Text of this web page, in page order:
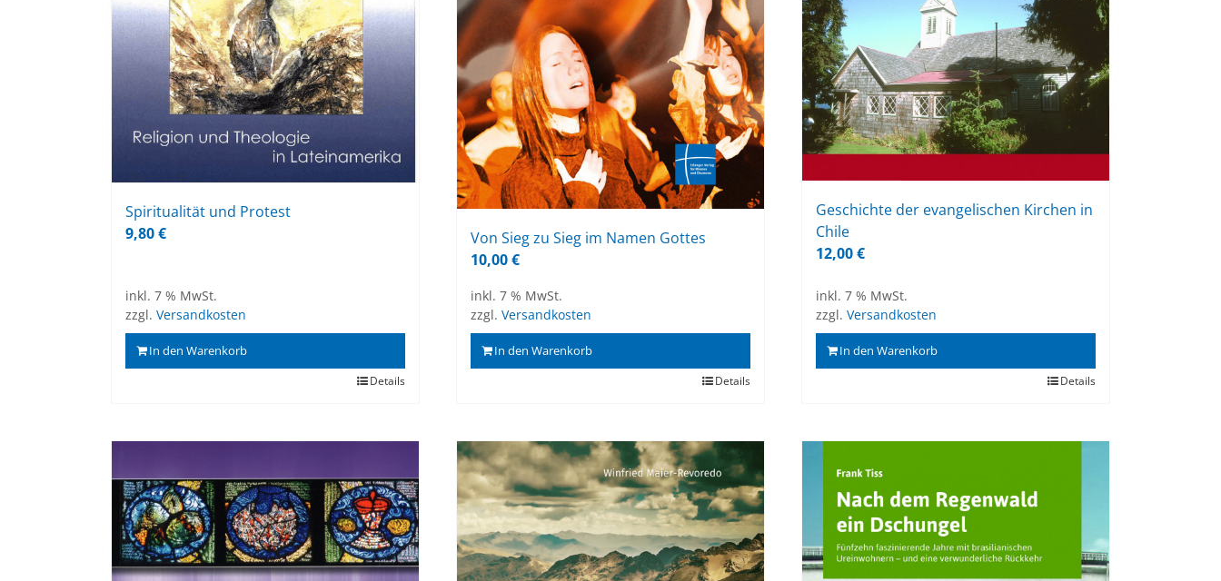
Spi­ri­tua­li­tät und Pro­test
9,80€
inkl. 7 % MwSt.
zzgl. Versandkosten
In den Warenkorb
Details
Von Sieg zu Sieg im Na­men Got­tes
10,00€
inkl. 7 % MwSt.
zzgl. Versandkosten
In den Warenkorb
Details
Ge­schich­te der evan­ge­li­schen Kir­chen in
Chi­le
12,00€
inkl. 7 % MwSt.
zzgl. Versandkosten
In den Warenkorb
Details